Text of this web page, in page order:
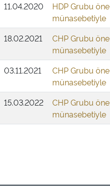
11.04.2020
HDP Grubu
münasebetiyle
18.02.2021
CHP Grubu
münasebetiyle
03.11.2021
CHP Grubu
münasebetiyle
15.03.2022
CHP Grubu
münasebetiyle